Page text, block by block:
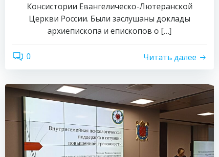
Консистории Евангелическо-Лютеранской
Церкви России. Были заслушаны доклады
архиепископа и епископов о […]
0 Читать далее